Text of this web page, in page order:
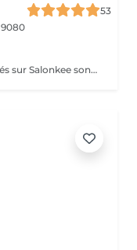
53
Veuillez prendre note que les prix indiqués sur Salonkee sont communiqués à titre informatif et s'entendent de base. Ces derniers sont susceptibles de varier selon le diagnostic réalisé à votre arrivée au salon et l'expertise du professionnel à qui vous confiez votre beauté. Dans tous les cas, un devis précis vous sera proposé et toutes réalisations de prestations seront effectuées avec votre accord. Un grand merci d'avance pour votre compréhension. Au plaisir de vous recevoir très vite.